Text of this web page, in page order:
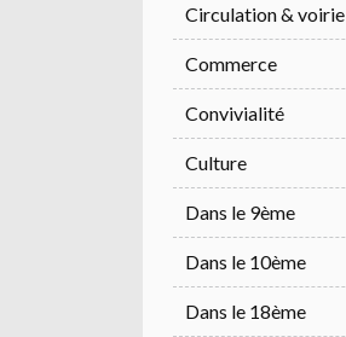
Circulation & voirie
Commerce
Convivialité
Culture
Dans le 9ème
Dans le 10ème
Dans le 18ème